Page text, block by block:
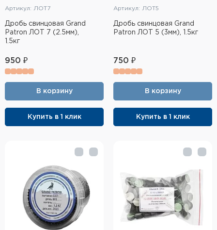
Артикул: ЛОТ7
Дробь свинцовая Grand
Patron ЛОТ 7 (2.5мм),
1.5кг
950 ₽
В корзину
Купить в 1 клик
Артикул: ЛОТ5
Дробь свинцовая Grand
Patron ЛОТ 5 (3мм), 1.5кг
750 ₽
В корзину
Купить в 1 клик